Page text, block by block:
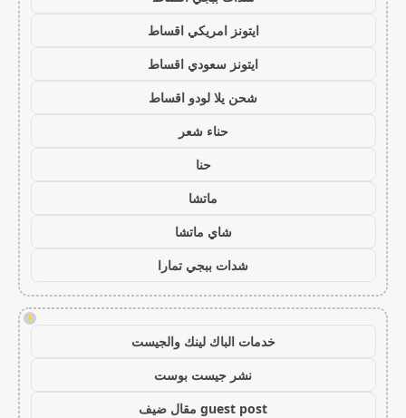
ايتونز امريكي اقساط
ايتونز سعودي اقساط
شحن يلا لودو اقساط
حناء شعر
حنا
ماتشا
شاي ماتشا
شدات ببجي تمارا
!
خدمات الباك لينك والجيست
نشر جيست بوست
guest post مقال ضيف